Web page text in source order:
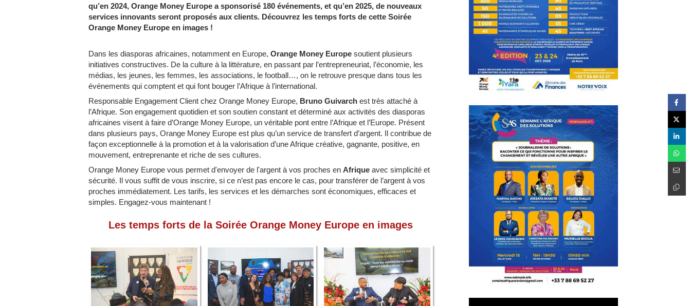
qu’en 2024, Orange Money Europe a sponsorisé 180 événements, et qu’en 2025, de nouveaux
services innovants seront proposés aux clients. Découvrez les temps forts de cette Soirée
Orange Money Europe en images !
Dans les diasporas africaines, notamment en Europe, Orange Money Europe soutient plusieurs
initiatives constructives. De la culture à la littérature, en passant par l’entrepreneuriat, l’économie, les
médias, les jeunes, les femmes, les associations, le football…, on le retrouve presque dans tous les
événements qui comptent et qui font bouger l’Afrique à l’international.
Responsable Engagement Client chez Orange Money Europe, Bruno Guivarch est très attaché à
l’Afrique. Son engagement quotidien et son soutien constant et déterminé aux activités des diasporas
africaines visent à faire d’Orange Money Europe, un véritable pont entre l’Afrique et l’Europe. Présent
dans plusieurs pays, Orange Money Europe est plus qu’un service de transfert d’argent. Il contribue de
façon exceptionnelle à la promotion et à la valorisation d’une Afrique créative, gagnante, positive, en
mouvement, entreprenante et riche de ses cultures.
Orange Money Europe vous permet d'envoyer de l'argent à vos proches en Afrique avec simplicité et
sécurité. Il vous suffit de vous inscrire, si ce n’est pas encore le cas, pour transférer de l’argent à vos
proches immédiatement. Les tarifs, les services et les démarches sont économiques, efficaces et
simples. Engagez-vous maintenant !
Les temps forts de la Soirée Orange Money Europe en images